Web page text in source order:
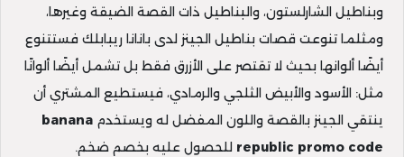
وبناطيل الشارلستون، والبناطيل ذات القصة الضيقة وغيرها،
ومثلما تنوعت قصات بناطيل الجينز لدى بانانا ريبابلك فستتنوع
أيضًا ألوانها بحيث لا تقتصر على الأزرق فقط بل تشمل أيضًا ألوانًا
مثل: الأسود والأبيض الثلجي والرمادي، فيستطيع المشتري أن
ينتقي الجينز بالقصة واللون المفضل له ويستخدم banana
republic promo code للحصول عليه بخصم ضخم.